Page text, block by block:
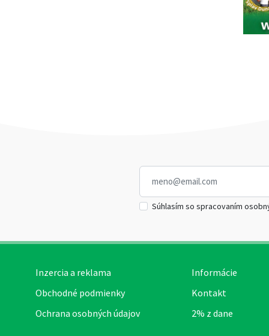
Súhlasím so spracovaním
Inzercia a reklama
Obchodné podmienky
Ochrana osobných údajov
Informácie
Kontakt
2% z dane